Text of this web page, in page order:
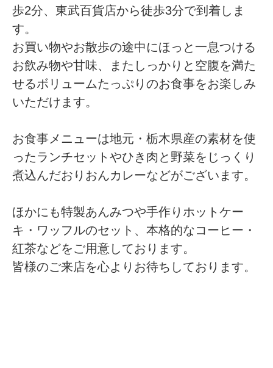
歩2分、東武百貨店から徒歩3分で到着しま
す。
お買い物やお散歩の途中にほっと一息つける
お飲み物や甘味、またしっかりと空腹を満た
せるボリュームたっぷりのお食事をお楽しみ
いただけます。
お食事メニューは地元・栃木県産の素材を使
ったランチセットやひき肉と野菜をじっくり
煮込んだおりおんカレーなどがございます。
ほかにも特製あんみつや手作りホットケー
キ・ワッフルのセット、本格的なコーヒー・
紅茶などをご用意しております。
皆様のご来店を心よりお待ちしております。